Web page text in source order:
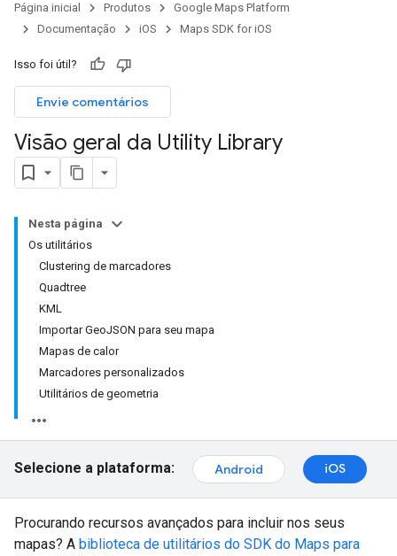
Página inicial Produtos
Google Maps Platform
Documentação
iOS Maps SDK for iOS
Isso foi útil?
Envie comentários
Visão geral da Utility Library
Nesta página
Os utilitários
Clustering de marcadores
Quadtree
KML
Importar GeoJSON para seu mapa
Mapas de calor
Marcadores personalizados
Utilitários de geometria
Selecione a plataforma: Android iOS
Procurando recursos avançados para incluir nos seus
mapas? A biblioteca de utilitários do SDK do Maps para